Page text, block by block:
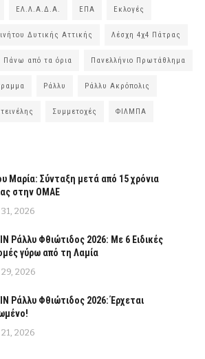
ΕΛ.Λ.Α.Δ.Α. ΕΠΑ Εκλογές
Δυτικής Αττικής Λέσχη 4χ4 Πάτρας
Πάνω από τα όρια Πανελλήνιο Πρωτάθλημα
Ράλλυ Ράλλυ Ακρόπολις
Συμμετοχές ΦΙΛΜΠΑ
Μαρία: Σύνταξη μετά από 15 χρόνια
στην ΟΜΑΕ
31, 2026
Ράλλυ Φθιώτιδος 2026: Με 6 Ειδικές
γύρω από τη Λαμία
29, 2026
Ράλλυ Φθιώτιδος 2026: Έρχεται
21, 2026